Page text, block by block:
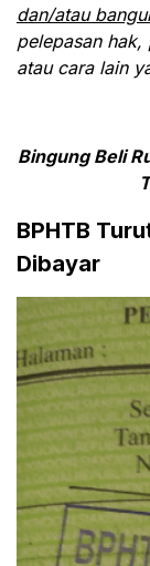
dan/atau
pelepasan
atau cara lain
Bingung Beli
BPHTB
Dibayar